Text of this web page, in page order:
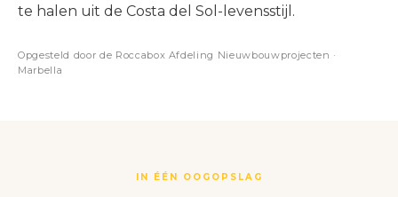
te halen uit de Costa del Sol-levensstijl.
Opgesteld door de Roccabox Afdeling Nieuwbouwprojecten ·
Marbella
IN ÉÉN OOGOPSLAG